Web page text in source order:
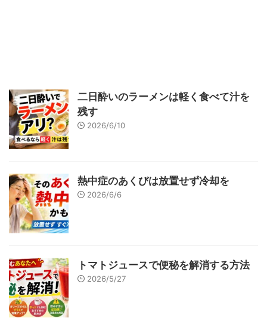
二日酔いのラーメンは軽く食べて汁を
残す
2026/6/10
熱中症のあくびは放置せず冷却を
2026/6/6
トマトジュースで便秘を解消する方法
2026/5/27